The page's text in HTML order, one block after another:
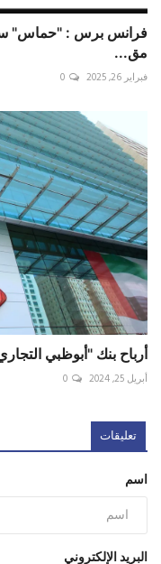
مق...
فبراير 26, 2025 0
أرباح بنك "أبوظبي التجاري" ترتفع 26% في
أبريل 25, 2024 0
تعليقات
اسم
البريد الإلكتروني